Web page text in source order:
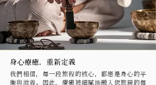
身心療癒．重新定義
我們相信，每一段旅程的核心，都應是身心的平
衡與滋養。因此，療癒被細膩地融入您旅居的每